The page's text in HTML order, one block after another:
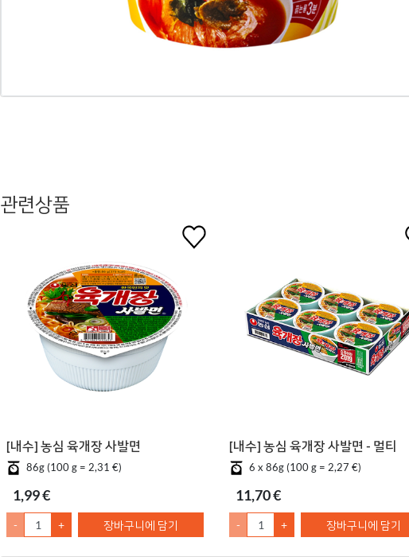
관련상품
[내수] 농심 육개장 사발면
86g (100 g = 2,31 €)
1,99 €
- + 장바구니에 담기
[내수] 농심 육개장 사발면 - 멀티
6 x 86g (100 g = 2,27 €)
11,70 €
- + 장바구니에 담기